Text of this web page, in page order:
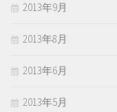
2013年9月
2013年8月
2013年6月
2013年5月